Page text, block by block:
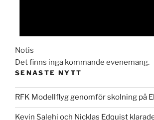
Notis
Det finns inga kommande evenemang.
SENASTE NYTT
RFK Modellflyg genomför skolning på
Kevin Salehi och Nicklas Edquist